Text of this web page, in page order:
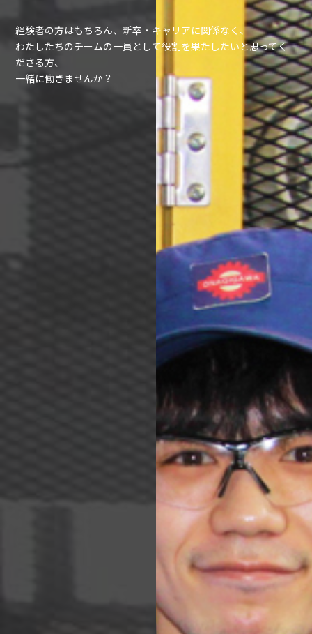
経験者の方はもちろん、新卒・キャリアに関係なく、
わたしたちのチームの一員として役割を果たしたいと思ってく
ださる方、
一緒に働きませんか？